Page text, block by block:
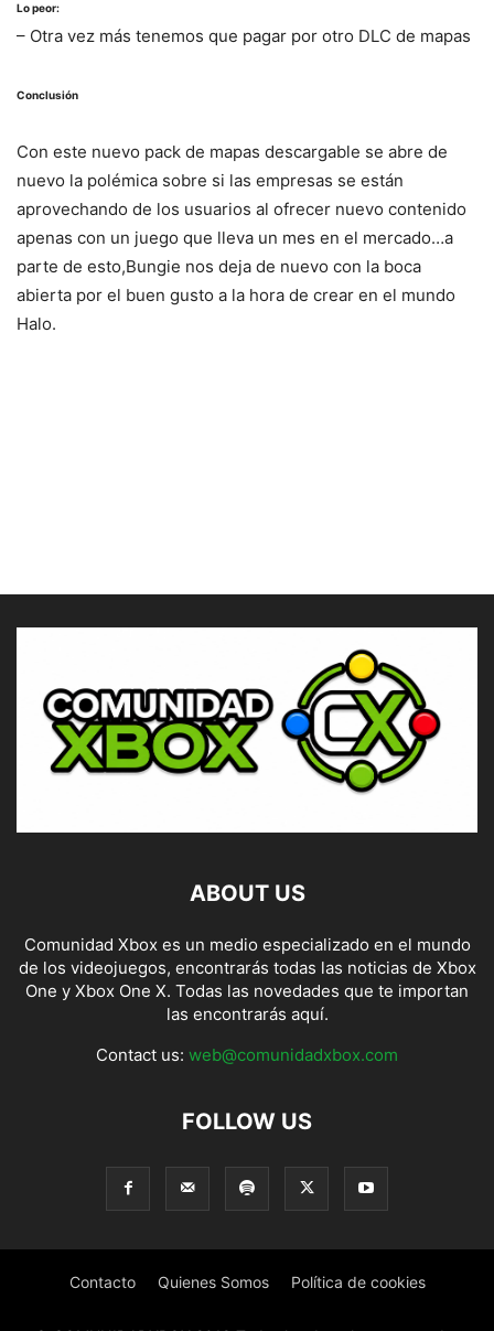
Lo peor:
– Otra vez más tenemos que pagar por otro DLC de mapas
Conclusión
Con este nuevo pack de mapas descargable se abre de
nuevo la polémica sobre si las empresas se están
aprovechando de los usuarios al ofrecer nuevo contenido
apenas con un juego que lleva un mes en el mercado…a
parte de esto,Bungie nos deja de nuevo con la boca
abierta por el buen gusto a la hora de crear en el mundo
Halo.
ABOUT US
Comunidad Xbox es un medio especializado en el mundo
de los videojuegos, encontrarás todas las noticias de Xbox
One y Xbox One X. Todas las novedades que te importan
las encontrarás aquí.
Contact us: web@comunidadxbox.com
FOLLOW US
Contacto Quienes Somos Política de cookies